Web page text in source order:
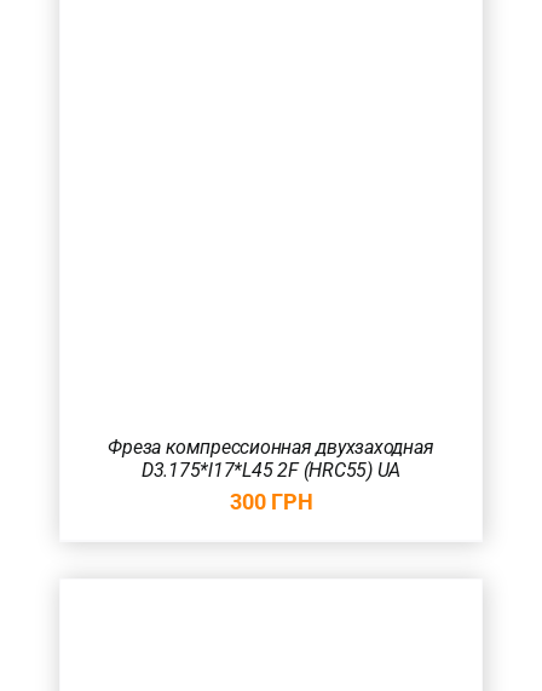
Фреза компрессионная двухзаходная
D3.175*l17*L45 2F (HRC55) UA
300 ГРН